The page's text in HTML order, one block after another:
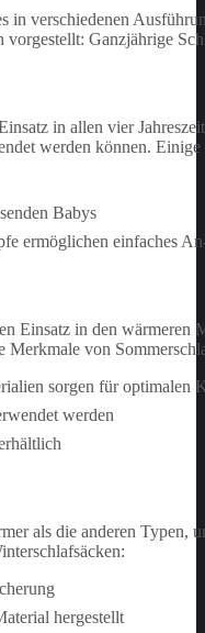
in verschiedenen
Ganzjährige
in allen vier
werden können.
Babys
ermöglichen einfaches
Einsatz in den wärmeren
Merkmale von
sorgen für optimalen
werden
als die anderen Typen,
hergestellt